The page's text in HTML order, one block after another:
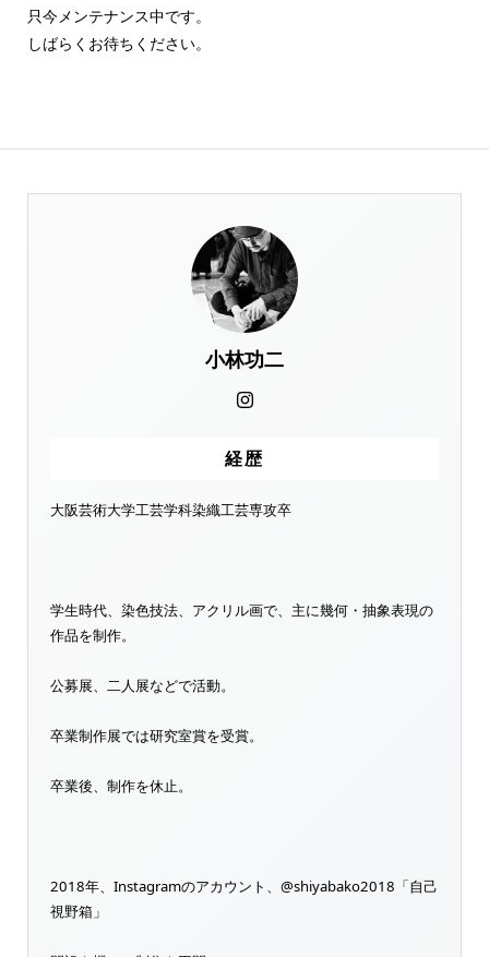
只今メンテナンス中です。
しばらくお待ちください。
小林功二
経歴
大阪芸術大学工芸学科染織工芸専攻卒
学生時代、染色技法、アクリル画で、主に幾何・抽象表現の
作品を制作。
公募展、二人展などで活動。
卒業制作展では研究室賞を受賞。
卒業後、制作を休止。
2018年、Instagramのアカウント、@shiyabako2018「自己
視野箱」